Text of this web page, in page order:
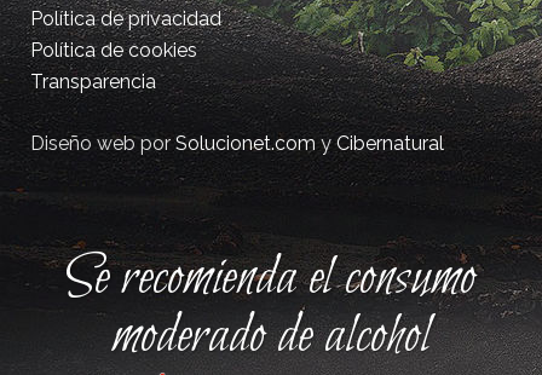
Política de privacidad
Política de cookies
Transparencia
Diseño web porSolucionet.comyCibernatural
Se recomienda el consumo
moderado de alcohol